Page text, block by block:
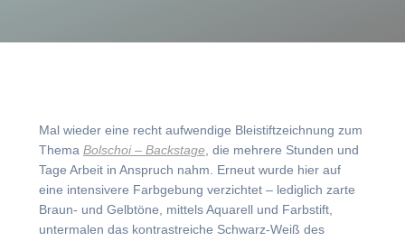
Mal wieder eine recht aufwendige Bleistiftzeichnung zum
Thema Bolschoi – Backstage , die mehrere Stunden und
Tage Arbeit in Anspruch nahm. Erneut wurde hier auf
eine intensivere Farbgebung verzichtet – lediglich zarte
Braun- und Gelbtöne, mittels Aquarell und Farbstift,
untermalen das kontrastreiche Schwarz-Weiß des